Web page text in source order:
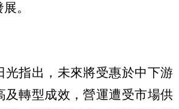
。
光指出，未來將受惠於中下游
及轉型成效，營運遭受市場供